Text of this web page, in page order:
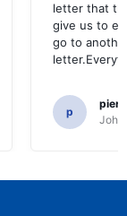
letter that
give us to
go to
p